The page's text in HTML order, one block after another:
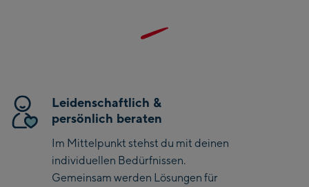
Valley station
AreitXpress Talstation /
Valley station
Drive-in Areit III
Bergstation / Top
Leidenschaftlich &
persönlich beraten
Im Mittelpunkt stehst du mit deinen
individuellen Bedürfnissen.
Gemeinsam werden Lösungen für